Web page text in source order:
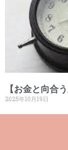
【お金と向合
2025年10月19日